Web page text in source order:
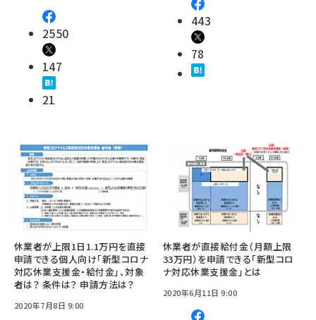
2550
147
21
443
78
休業者が上限1日1.1万円を直接
申請できる個人向け「新型コロナ
対応休業支援金・給付金」、対象
者は？ 条件は？ 申請方法は？
2020年7月8日 9:00
休業者が直接給付金（月額上限
33万円）を申請できる「新型コロ
ナ対応休業支援金」とは
2020年6月11日 9:00